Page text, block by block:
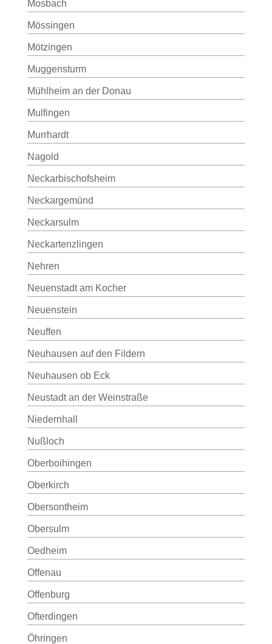
Mosbach
Mössingen
Mötzingen
Muggensturm
Mühlheim an der Donau
Mulfingen
Murrhardt
Nagold
Neckarbischofsheim
Neckargemünd
Neckarsulm
Neckartenzlingen
Nehren
Neuenstadt am Kocher
Neuenstein
Neuffen
Neuhausen auf den Fildern
Neuhausen ob Eck
Neustadt an der Weinstraße
Niedernhall
Nußloch
Oberboihingen
Oberkirch
Obersontheim
Obersulm
Oedheim
Offenau
Offenburg
Ofterdingen
Öhringen